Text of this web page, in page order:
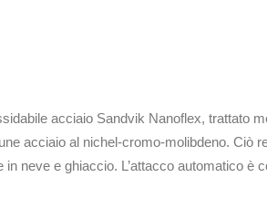
acciaio Sandvik Nanoflex, trattato
acciaio al nichel-cromo-molibdeno. Ciò
neve e ghiaccio. L’attacco automatico è